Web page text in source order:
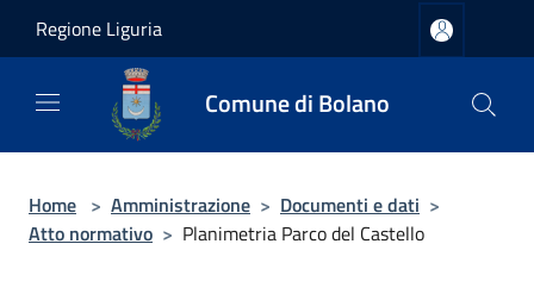
Regione Liguria
Comune di Bolano
Home > Amministrazione > Documenti e dati >
Atto normativo > Planimetria Parco del Castello